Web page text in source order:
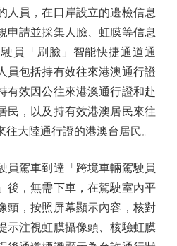
人員，在口岸設立的邊檢信息
申請並採集人臉、虹膜等信息
員「刷臉」智能快捷通道通
員包括持有效往來港澳通行證
有效因公往來港澳通行證和赴
民，以及持有效港澳居民來往
大陸通行證的港澳台居民。
駕車到達「跨境車輛駕駛員
後，無需下車，在駕駛室內平
頭，按照屏幕顯示內容，核對
示注視虹膜攝像頭、核驗虹膜